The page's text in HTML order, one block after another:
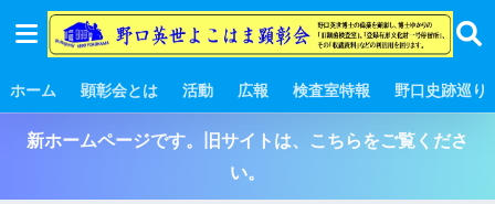
ホーム 顕彰会とは 活動 広報 検査室特報 野口史跡巡り
新ホームページです。旧サイトは、こちらをご覧くださ
い。